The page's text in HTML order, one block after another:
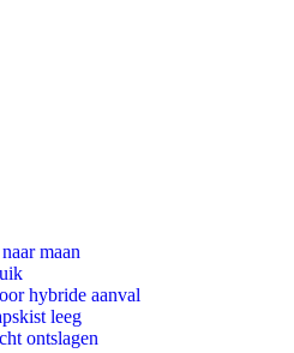
maan
hybride aanval
leeg
ontslagen